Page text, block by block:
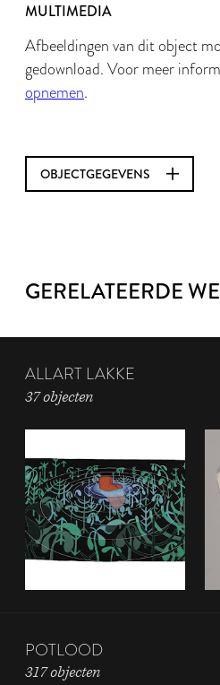
MULTIMEDIA
Afbeeldingen van dit object
gedownload. Voor meer
opnemen.
OBJECTGEGEVENS
GERELATEERDE
ALLART LAKKE
37 objecten
POTLOOD
317 objecten